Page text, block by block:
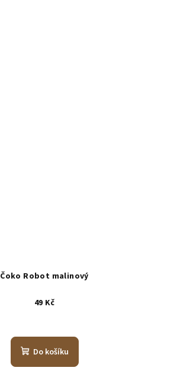
Čoko Robot malinový
49 Kč
Do košíku